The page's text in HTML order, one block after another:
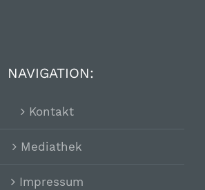
NAVIGATION:
Kontakt
Mediathek
Impressum